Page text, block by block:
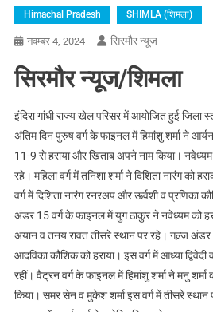
Himachal Pradesh SHIMLA (शिमला)
नवम्बर 4, 2024 सिरमौर न्यूज़
सिरमौर न्यूज/शिमला
इंदिरा गांधी राज्य खेल परिसर में आयोजित हुई जिला
अंतिम दिन पुरुष वर्ग के फाइनल में हिमांशु शर्मा ने
11-9 से हराया और खिताब अपने नाम किया। नवेध्यम
रहे। महिला वर्ग में तनिशा शर्मा ने दिशिता नारंग को
वर्ग में दिशिता नारंग रनरअप और ऊर्वशी व प्रणिका
अंडर 15 वर्ग के फाइनल में युग ठाकुर ने नवेध्यम को
अयान व तनय रावत तीसरे स्थान पर रहे। गल्र्ज
आदविका कौशिक को हराया। इस वर्ग में आध्या
रहीं। वैट्रन वर्ग के फाइनल में हिमांशु शर्मा ने मनु
किया। समर सेन व मुकेश शर्मा इस वर्ग में तीसरे